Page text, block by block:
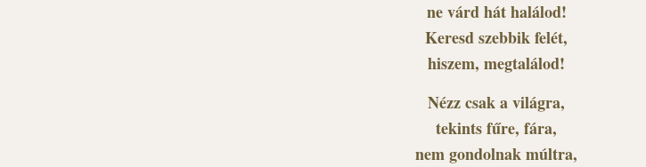
ne várd hát halálod!
Keresd szebbik felét,
hiszem, megtalálod!
Nézz csak a világra,
tekints fűre, fára,
nem gondolnak múltra,